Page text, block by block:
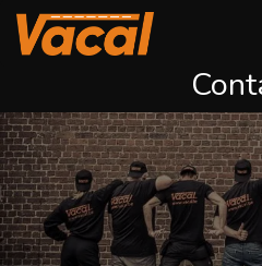
Overslaan naar inhoud